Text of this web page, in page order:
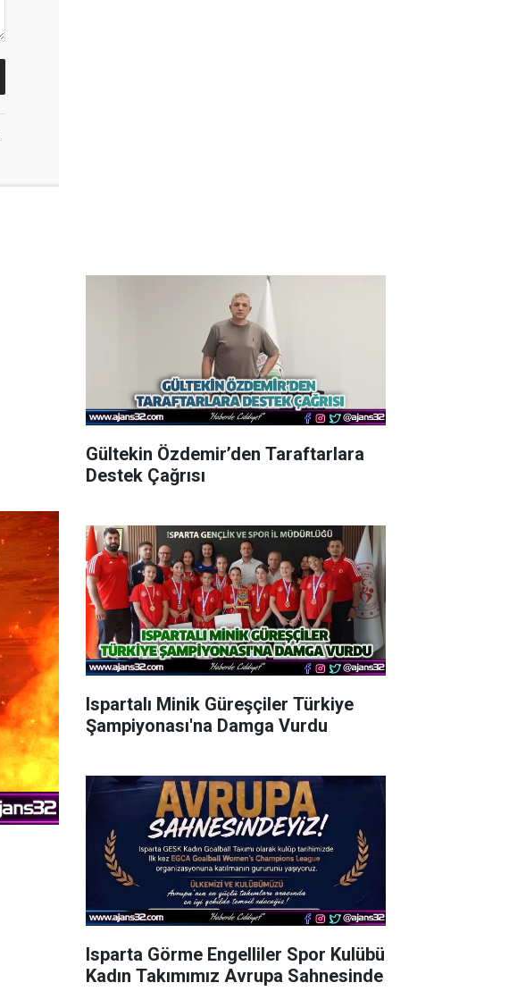
Gültekin Özdemir’den Taraftarlara
Destek Çağrısı
Ispartalı Minik Güreşçiler Türkiye
Şampiyonası'na Damga Vurdu
Isparta Görme Engelliler Spor Kulübü
Kadın Takımımız Avrupa Sahnesinde